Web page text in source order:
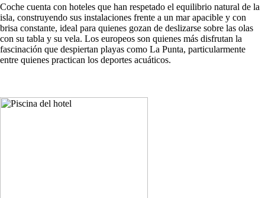
Coche cuenta con hoteles que han respetado el equilibrio natural de la
isla, construyendo sus instalaciones frente a un mar apacible y con
brisa constante, ideal para quienes gozan de deslizarse sobre las olas
con su tabla y su vela. Los europeos son quienes más disfrutan la
fascinación que despiertan playas como La Punta, particularmente
entre quienes practican los deportes acuáticos.